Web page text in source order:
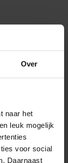
Over
naar het
leuk mogelijk
voor social
Daarnaast
€142,00